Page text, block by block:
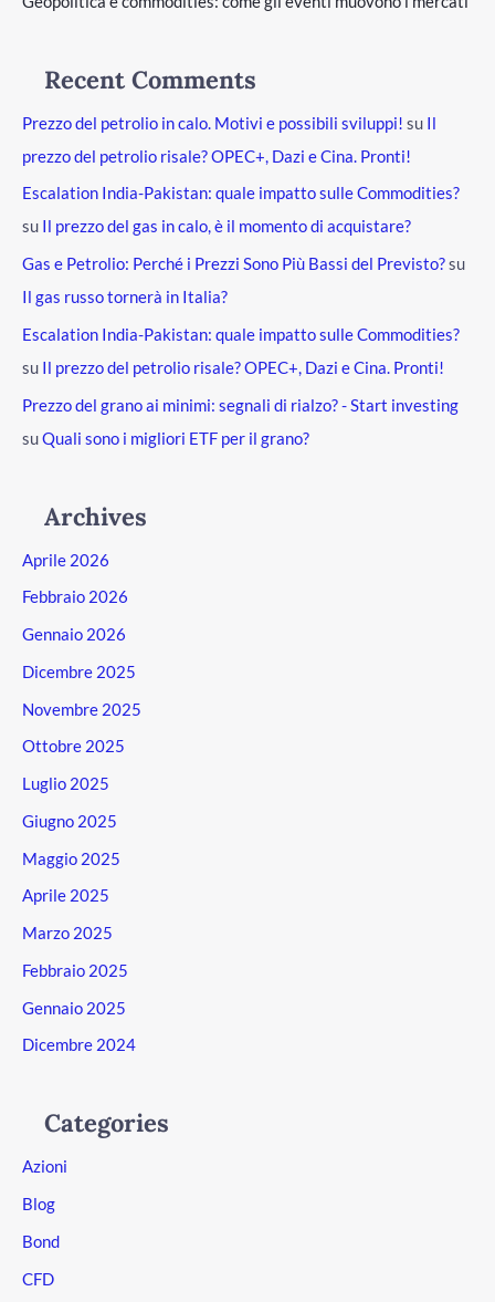
Recent Comments
Prezzo del petrolio in calo. Motivi e possibili sviluppi! su Il
prezzo del petrolio risale? OPEC+, Dazi e Cina. Pronti!
Escalation India-Pakistan: quale impatto sulle Commodities?
su Il prezzo del gas in calo, è il momento di acquistare?
Gas e Petrolio: Perché i Prezzi Sono Più Bassi del Previsto?su
Il gas russo tornerà in Italia?
Escalation India-Pakistan: quale impatto sulle Commodities?
su Il prezzo del petrolio risale? OPEC+, Dazi e Cina. Pronti!
Prezzo del grano ai minimi: segnali di rialzo? - Start investing
suQuali sono i migliori ETF per il grano?
Archives
Aprile 2026
Febbraio 2026
Gennaio 2026
Dicembre 2025
Novembre 2025
Ottobre 2025
Luglio 2025
Giugno 2025
Maggio 2025
Aprile 2025
Marzo 2025
Febbraio 2025
Gennaio 2025
Dicembre 2024
Categories
Azioni
Blog
Bond
CFD